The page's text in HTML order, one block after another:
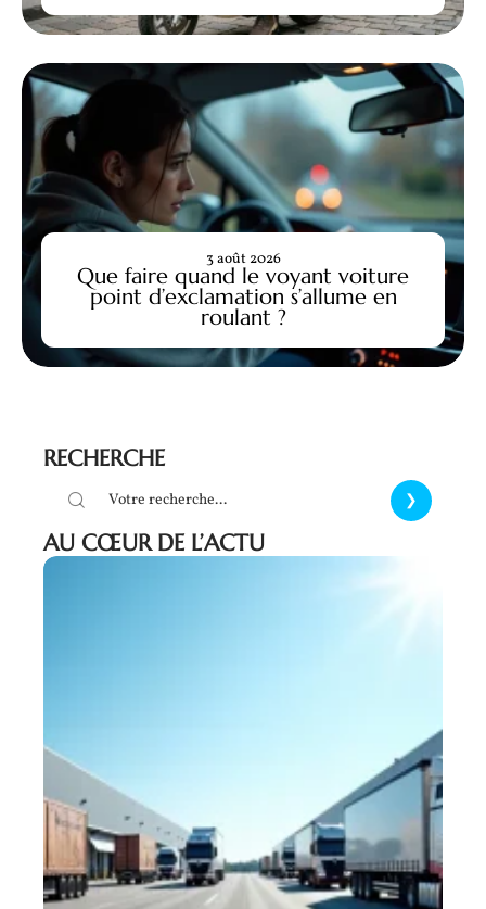
Que faire quand le voyant voiture
point d’exclamation s’allume en
roulant ?
3 août 2026
RECHERCHE
AU CŒUR DE L’ACTU